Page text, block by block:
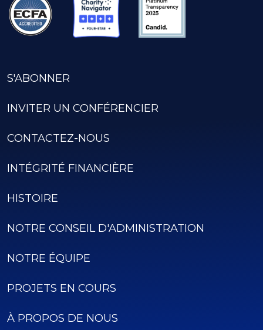
S'ABONNER
INVITER UN CONFÉRENCIER
CONTACTEZ-NOUS
INTÉGRITÉ FINANCIÈRE
HISTOIRE
NOTRE CONSEIL D'ADMINISTRATION
NOTRE ÉQUIPE
PROJETS EN COURS
À PROPOS DE NOUS